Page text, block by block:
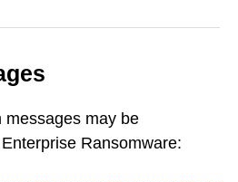
messages may be
Ransomware: